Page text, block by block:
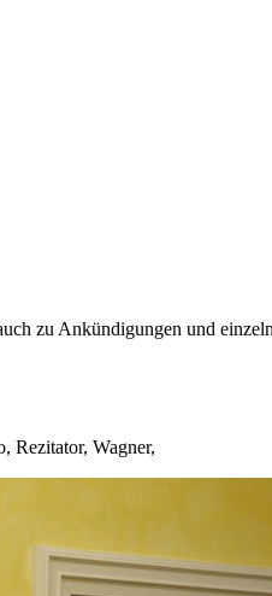
zu Ankündigungen und
Rezitator, Wagner,